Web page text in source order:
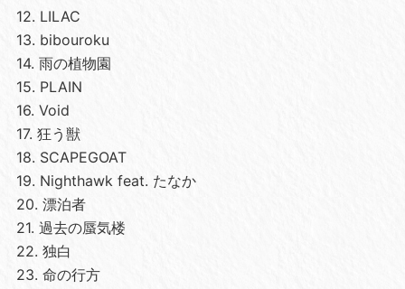
12. LILAC
13. bibouroku
14. 雨の植物園
15. PLAIN
16. Void
17. 狂う獣
18. SCAPEGOAT
19. Nighthawk feat. たなか
20. 漂泊者
21. 過去の蜃気楼
22. 独白
23. 命の行方